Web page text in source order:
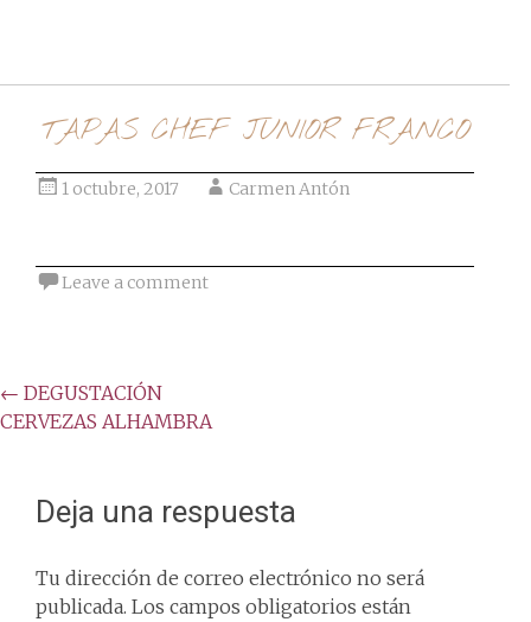
TAPAS CHEF JUNIOR FRANCO
1 octubre, 2017 Carmen Antón
Leave a comment
Post
navigation
← DEGUSTACIÓN
CERVEZAS ALHAMBRA
Deja una respuesta
Tu dirección de correo electrónico no será
publicada. Los campos obligatorios están